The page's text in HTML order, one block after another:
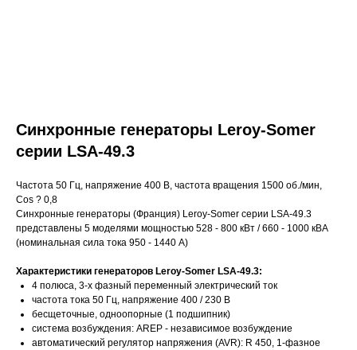
Синхронные генераторы Leroy-Somer
серии LSA-49.3
Частота 50 Гц, напряжение 400 В, частота вращения 1500 об./мин,
Cos ? 0,8
Синхронные генераторы (Франция) Leroy-Somer серии LSA-49.3
представлены 5 моделями мощностью 528 - 800 кВт / 660 - 1000 кВА
(номинальная сила тока 950 - 1440 A)
Характеристики генераторов Leroy-Somer LSA-49.3:
4 полюса, 3-х фазный переменный электрический ток
частота тока 50 Гц, напряжение 400 / 230 В
бесщеточные, одноопорные (1 подшипник)
система возбуждения: AREP - независимое возбуждение
автоматический регулятор напряжения (AVR): R 450, 1-фазное